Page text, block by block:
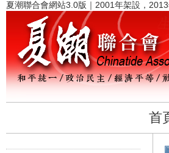
夏潮聯合會網站3.0版｜2001年架設，
首